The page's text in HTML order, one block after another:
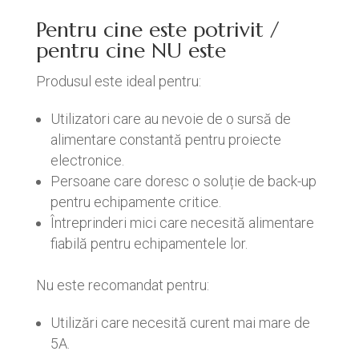
Pentru cine este potrivit /
pentru cine NU este
Produsul este ideal pentru:
Utilizatori care au nevoie de o sursă de
alimentare constantă pentru proiecte
electronice.
Persoane care doresc o soluție de back-up
pentru echipamente critice.
Întreprinderi mici care necesită alimentare
fiabilă pentru echipamentele lor.
Nu este recomandat pentru:
Utilizări care necesită curent mai mare de
5A.